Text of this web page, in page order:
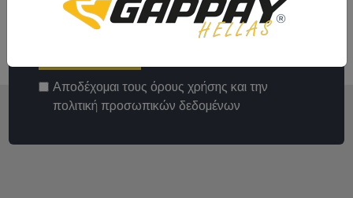
Αποδέχομαι τους όρους χρήσης και την
πολιτική προσωπικών δεδομένων